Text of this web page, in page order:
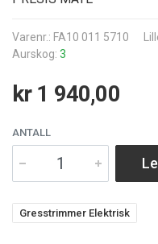
Varenr.: FA10 011 5710
Aurskog: 3
kr 1 940,00
ANTALL
Gresstrimmer Elektrisk